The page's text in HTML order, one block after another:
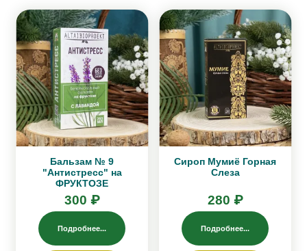
Бальзам № 9
"Антистресс" на
ФРУКТОЗЕ
300 ₽
Подробнее...
Сироп Мумиё Горная
Слеза
280 ₽
Подробнее...